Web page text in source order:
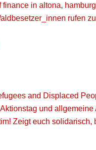
finance in altona, hamburg
rufen
and Displaced
und
Zeigt euch